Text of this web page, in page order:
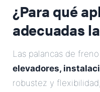
¿Para qué
adecuadas
Las palancas de
elevadores,
robustez y